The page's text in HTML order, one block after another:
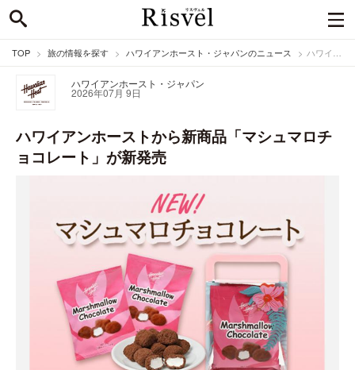
TOP 旅の情報を探す ハワイアンホースト・ジャパンのニュース ハワイアンホーストから新商品「マシュマロチョコレート」が新発売
ハワイアンホースト・ジャパン
2026年07月 9日
ハワイアンホーストから新商品「マシュマロチ
ョコレート」が新発売